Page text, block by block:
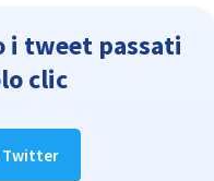
i tweet passati
clic
Twitter